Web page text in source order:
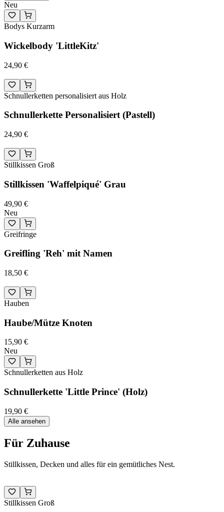
Neu
Bodys Kurzarm
Wickelbody 'LittleKitz'
24,90 €
Schnullerketten personalisiert aus Holz
Schnullerkette Personalisiert (Pastell)
24,90 €
Stillkissen Groß
Stillkissen 'Waffelpiqué' Grau
49,90 €
Neu
Greifringe
Greifling 'Reh' mit Namen
18,50 €
Hauben
Haube/Mütze Knoten
15,90 €
Neu
Schnullerketten aus Holz
Schnullerkette 'Little Prince' (Holz)
19,90 €
Alle ansehen
Für Zuhause
Stillkissen, Decken und alles für ein gemütliches Nest.
Stillkissen Groß